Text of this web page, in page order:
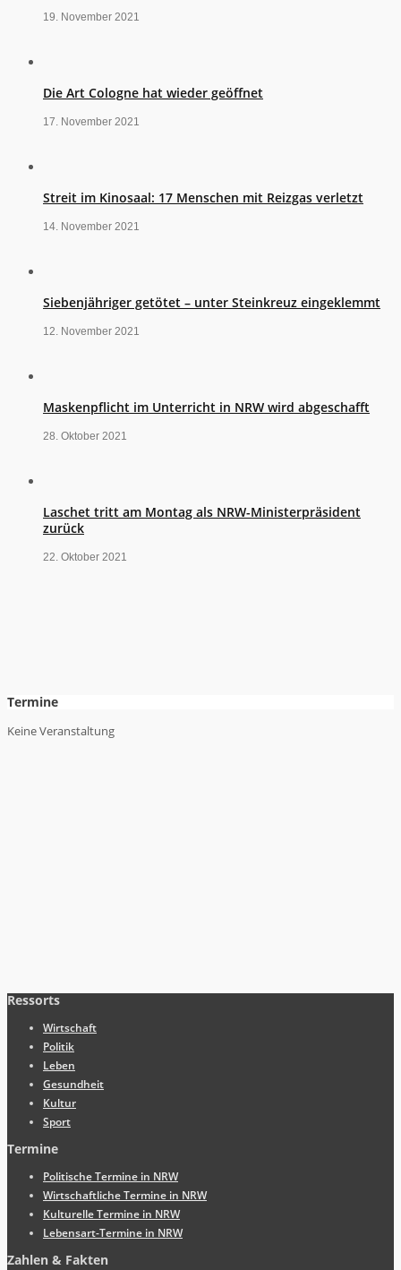
19. November 2021
Die Art Cologne hat wieder geöffnet
17. November 2021
Streit im Kinosaal: 17 Menschen mit Reizgas verletzt
14. November 2021
Siebenjähriger getötet – unter Steinkreuz eingeklemmt
12. November 2021
Maskenpflicht im Unterricht in NRW wird abgeschafft
28. Oktober 2021
Laschet tritt am Montag als NRW-Ministerpräsident
zurück
22. Oktober 2021
Termine
Keine Veranstaltung
Ressorts
Wirtschaft
Politik
Leben
Gesundheit
Kultur
Sport
Termine
Politische Termine in NRW
Wirtschaftliche Termine in NRW
Kulturelle Termine in NRW
Lebensart-Termine in NRW
Zahlen & Fakten